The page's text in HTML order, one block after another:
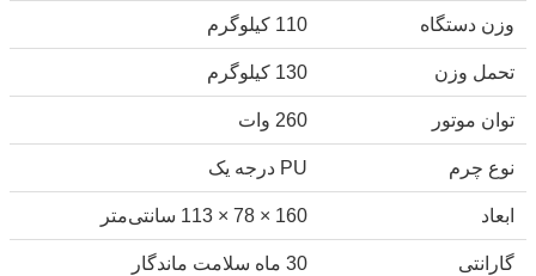
وزن دستگاه 110 کیلوگرم
تحمل وزن 130 کیلوگرم
توان موتور 260 وات
نوع چرم PU درجه یک
ابعاد 160 × 78 × 113 سانتی‌متر
گارانتی 30 ماه سلامت ماندگار